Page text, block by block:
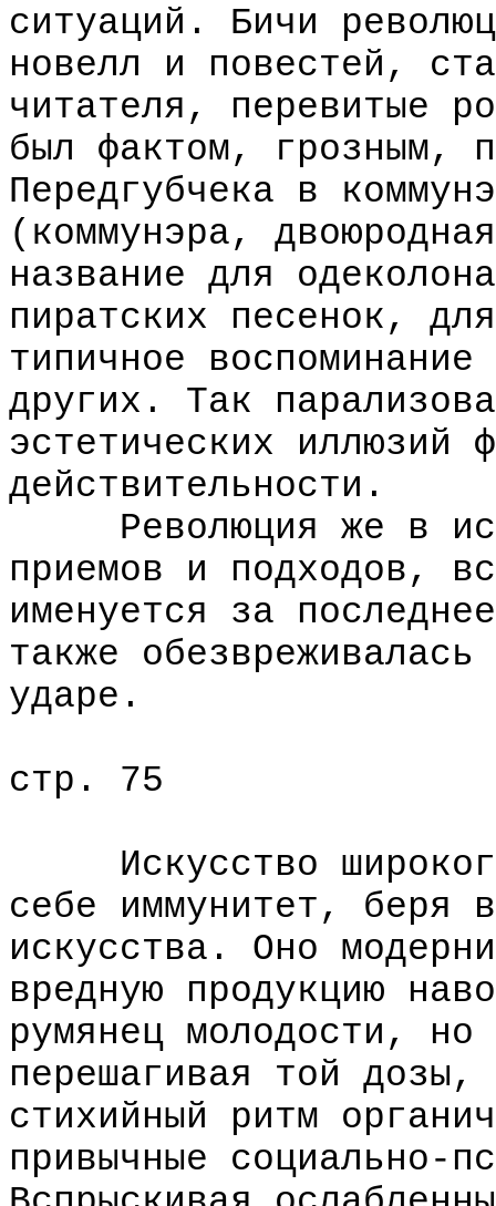
ситуаций. Бичи
новелл и повестей,
читателя, перевитые
был фактом, грозным,
Передгубчека в
(коммунэра,
название для
пиратских песенок,
типичное
других. Так
эстетических иллюзий
действительности.
Революция же в
приемов и подходов,
именуется за
также
ударе.
стр. 75
Искусство широкого
себе иммунитет, беря
искусства. Оно
вредную продукцию
румянец молодости,
перешагивая той дозы,
стихийный ритм
привычные социально-